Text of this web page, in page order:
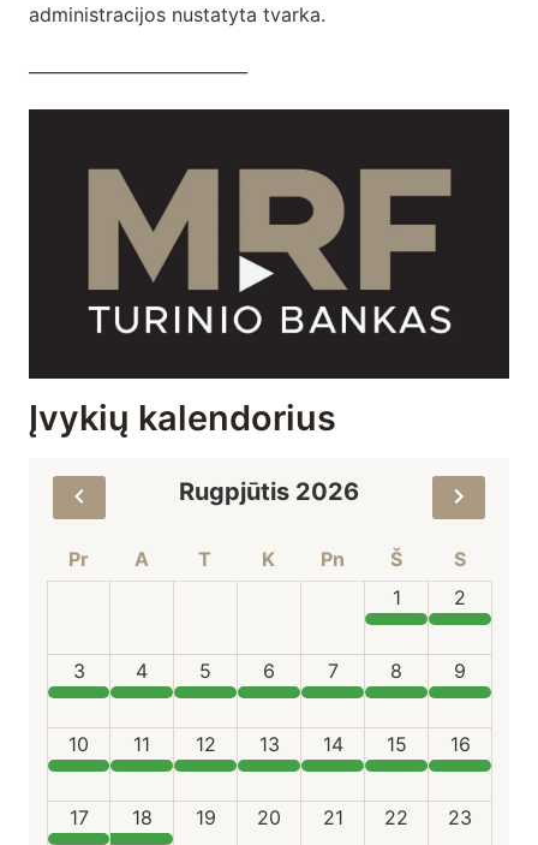
administracijos nustatyta tvarka.
Įvykių kalendorius
Rugpjūtis 2026
Pr A T K Pn Š
S
1
2
3 4 5 6 7 8 9
10 11 12 13 14 15 16
17 18 19 20 21 22 23